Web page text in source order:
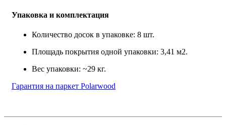
Упаковка и комплектация
Количество досок в упаковке: 8 шт.
Площадь покрытия одной упаковки: 3,41 м2.
Вес упаковки: ~29 кг.
Гарантия на паркет Polarwood